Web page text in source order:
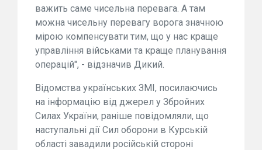
важить саме чисельна перевага. А там
можна чисельну перевагу ворога значною
мірою компенсувати тим, що у нас краще
управління військами та краще планування
операцій", - відзначив Дикий.
Відомства українських ЗМІ, посилаючись
на інформацію від джерел у Збройних
Силах України, раніше повідомляли, що
наступальні дії Сил оборони в Курській
області завадили російській стороні